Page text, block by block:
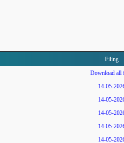
Filing
Download all
14-05-
14-05-
14-05-
14-05-
14-05-